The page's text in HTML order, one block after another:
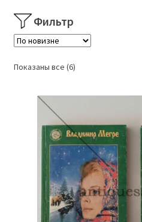
Фильтр
Показаны все (6)Сортировка: